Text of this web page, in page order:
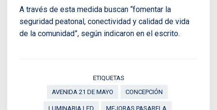
A través de esta medida buscan “fomentar la
seguridad peatonal, conectividad y calidad de vida
de la comunidad”, según indicaron en el escrito.
ETIQUETAS
AVENIDA 21 DE MAYO
CONCEPCIÓN
LUMINARIA LED MEJORAS PASARELA